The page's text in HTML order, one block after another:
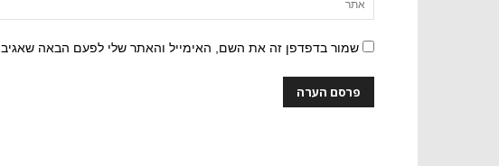
שמור בדפדפן זה את השם, האימייל והאתר שלי לפעם הבאה שאגיב.